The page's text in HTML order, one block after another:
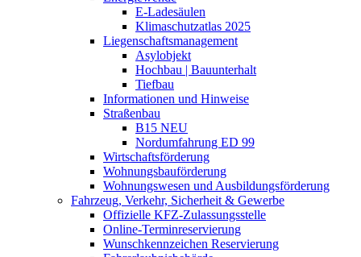
E-Ladesäulen
Klimaschutzatlas 2025
Liegenschaftsmanagement
Asylobjekt
Hochbau | Bauunterhalt
Tiefbau
Informationen und Hinweise
Straßenbau
B15 NEU
Nordumfahrung ED 99
Wirtschaftsförderung
Wohnungsbauförderung
Wohnungswesen und Ausbildungsförderung
Fahrzeug, Verkehr, Sicherheit & Gewerbe
Offizielle KFZ-Zulassungsstelle
Online-Terminreservierung
Wunschkennzeichen Reservierung